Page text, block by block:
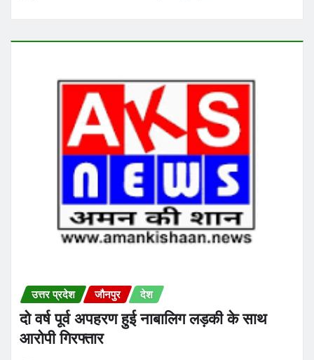
उत्तर प्रदेश जौनपुर देश
दो वर्ष पूर्व अपहरण हुई नाबालिग लड़की के साथ
आरोपी गिरफ्तार